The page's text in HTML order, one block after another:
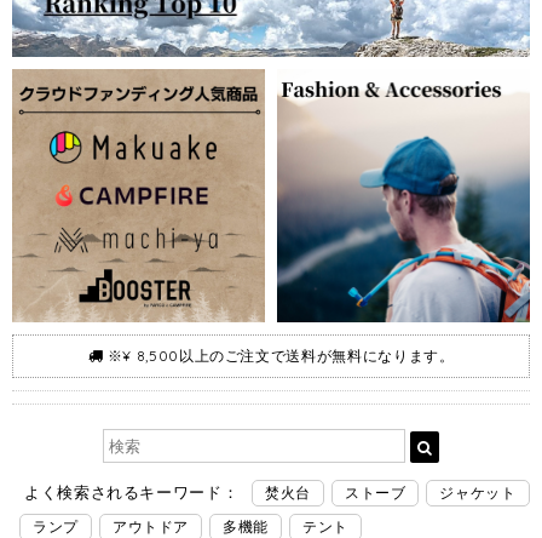
※¥ 8,500以上のご注文で送料が無料になります。
よく検索されるキーワード： 焚火台 ストーブ
ジャケット
ランプ
アウトドア 多機能 テント